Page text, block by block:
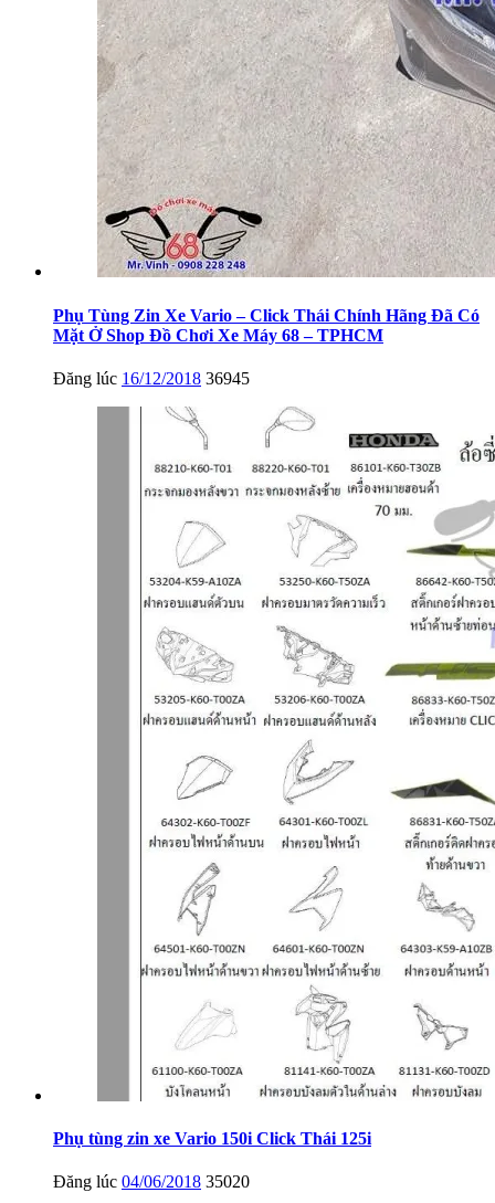
Phụ Tùng Zin Xe Vario – Click Thái Chính Hãng Đã Có
Mặt Ở Shop Đồ Chơi Xe Máy 68 – TPHCM
Đăng lúc 16/12/2018 36945
Phụ tùng zin xe Vario 150i Click Thái 125i
Đăng lúc 04/06/2018 35020